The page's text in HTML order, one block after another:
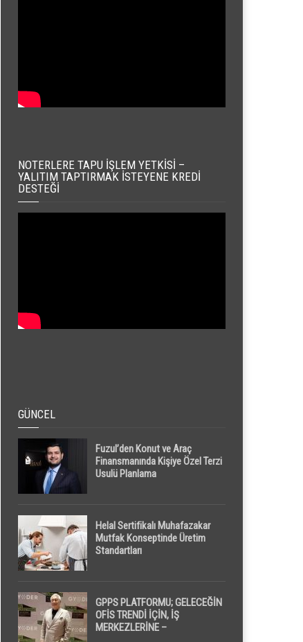
NOTERLERE TAPU İŞLEM YETKISI –
YALITIM TAPTIRMAK İSTEYENE KREDI
DESTEĞI
GÜNCEL
Fuzul’den Konut ve Araç
Finansmanında Kişiye Özel Terzi
Usulü Planlama
Helal Sertifikalı Muhafazakar
Mutfak Konseptinde Üretim
Standartları
GPPS PLATFORMU; GELECEĞİN
OFİS TRENDİ İÇİN, İŞ
MERKEZLERİNE –